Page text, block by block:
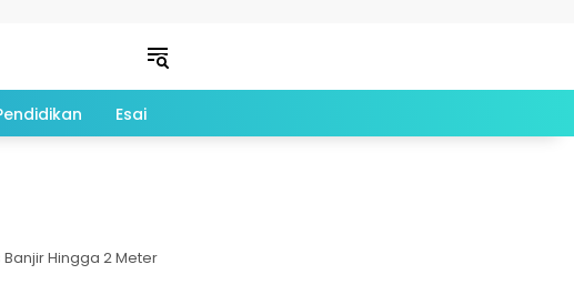
Esai
Hingga 2 Meter